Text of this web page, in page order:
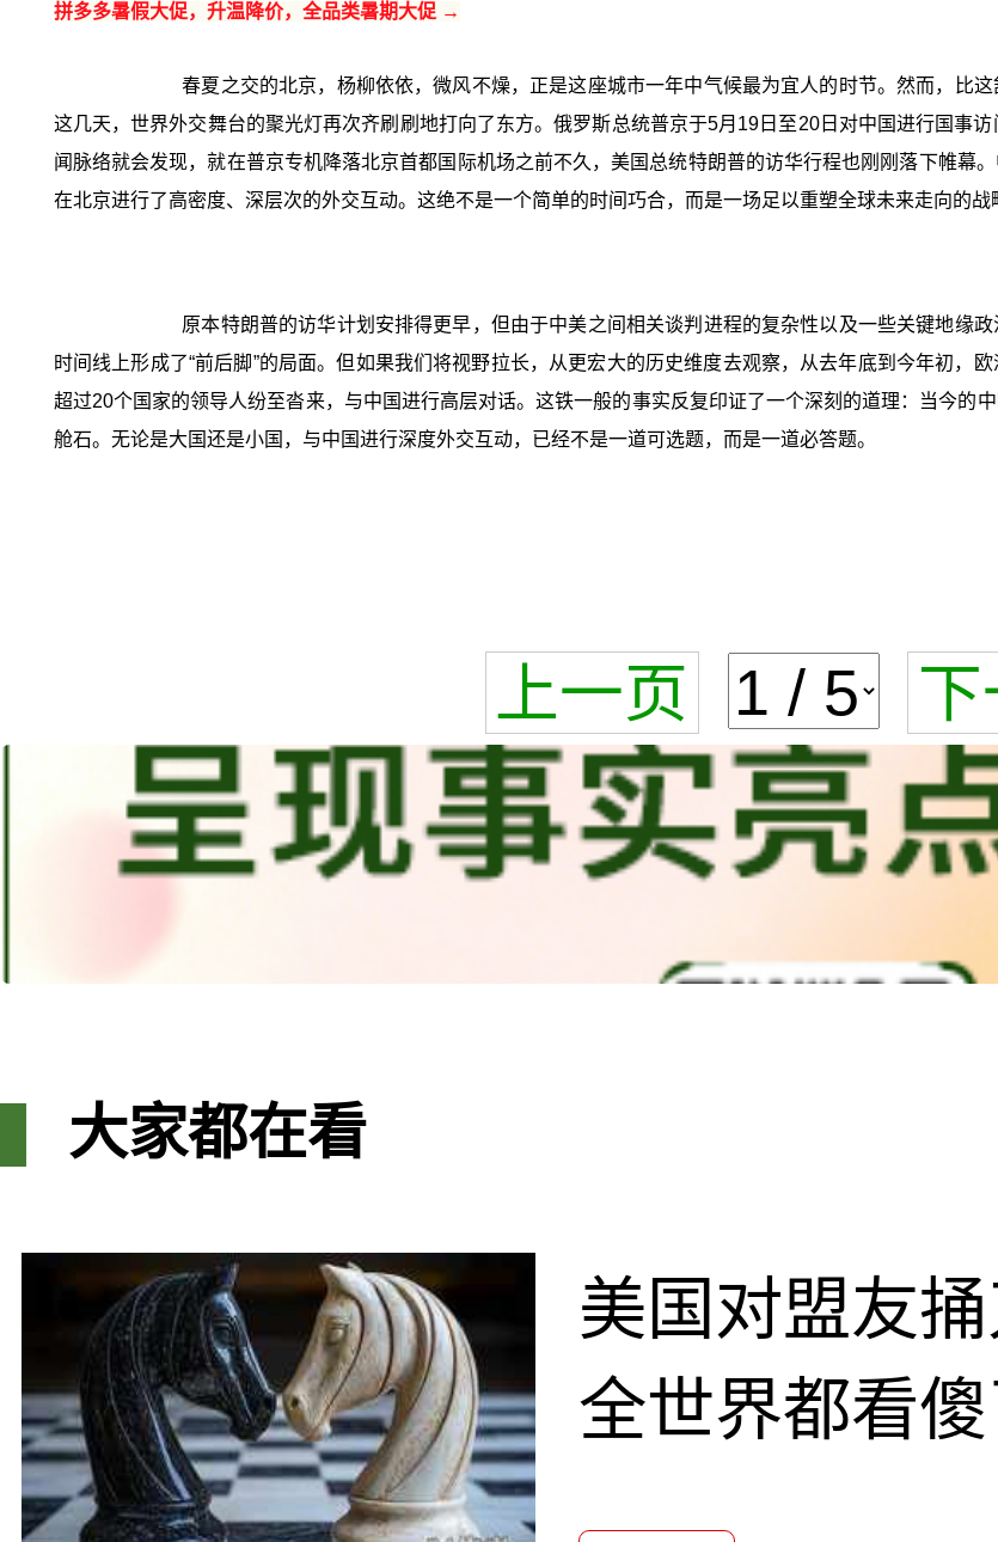
拼多多暑假大促，升温降价，全品类暑期大促 →
春夏之交的北京，杨柳依依，微风不燥，正是这座城市一年中气候最为宜人的时节。然而，比
这几天，世界外交舞台的聚光灯再次齐刷刷地打向了东方。俄罗斯总统普京于5月19日至20日对中国进行国事
闻脉络就会发现，就在普京专机降落北京首都国际机场之前不久，美国总统特朗普的访华行程也刚刚落下帷幕
在北京进行了高密度、深层次的外交互动。这绝不是一个简单的时间巧合，而是一场足以重塑全球未来走向的战
原本特朗普的访华计划安排得更早，但由于中美之间相关谈判进程的复杂性以及一些关键地缘
时间线上形成了“前后脚”的局面。但如果我们将视野拉长，从更宏大的历史维度去观察，从去年底到今年初，
超过20个国家的领导人纷至沓来，与中国进行高层对话。这铁一般的事实反复印证了一个深刻的道理：当今的
舱石。无论是大国还是小国，与中国进行深度外交互动，已经不是一道可选题，而是一道必答题。
上一页
大家都在看
美国对盟友捅
全世界都看傻